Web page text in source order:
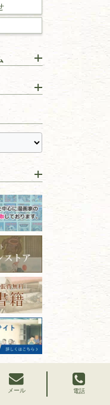
メール 電話
学
買取
法
ービ
で簡単
は？
買取で
説
る原
ちさせ
取でき
とクリ
識別
説
イント
川県
県
県
県
県
県
田県
県
県
府
県
取県
山県
店
548
委員会 第
島書店
応エリア